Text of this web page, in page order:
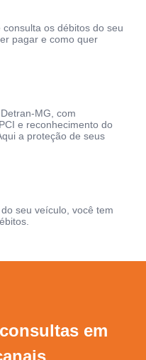
os débitos do seu
pagar e como quer
MG, com
e reconhecimento do
a proteção de seus
seu veículo, você tem
em